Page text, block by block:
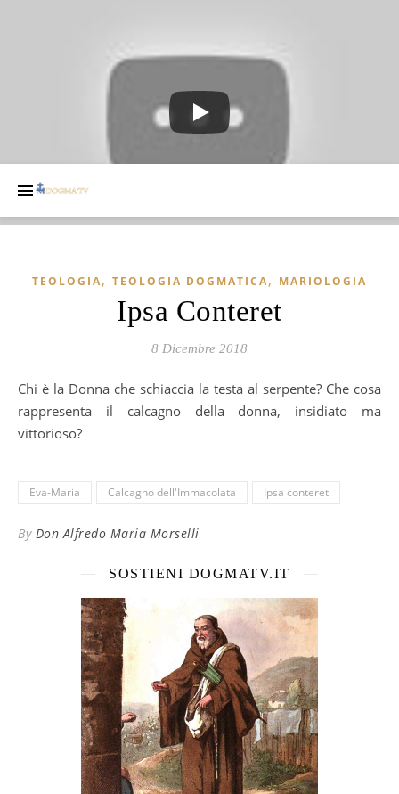
TEOLOGIA, TEOLOGIA DOGMATICA, MARIOLOGIA
Ipsa Conteret
8 Dicembre 2018
Chi è la Donna che schiaccia la testa al serpente? Che cosa
rappresenta il calcagno della donna, insidiato ma
vittorioso?
Eva-Maria Calcagno dell'Immacolata Ipsa conteret
By Don Alfredo Maria Morselli
SOSTIENI DOGMATV.IT